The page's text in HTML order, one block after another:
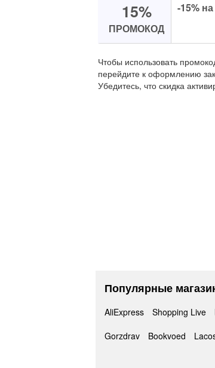
15%
ПРОМОКОД
-15%
Чтобы использовать
перейдите к оформлению
Убедитесь, что скидка
Популярные
AliExpress Shopping Live
Gorzdrav
Bookvoed